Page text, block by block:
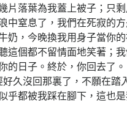
片落葉為我蓋上被子；只
中窒息了，我們在死寂的
奶，今晚換我用身子當你
這個都不留情面地笑著；
的日子。終於，你回去了。
沒回那裏了，不願在踏入
乎都被我踩在腳下，這也